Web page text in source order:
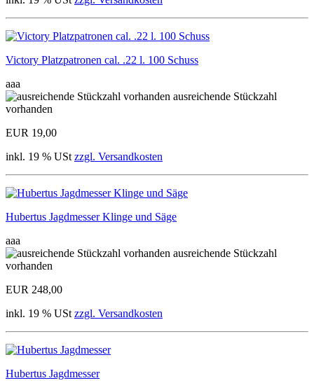
Victory Platzpatronen cal. .22 l. 100 Schuss
aaa
ausreichende Stückzahl
vorhanden
EUR 19,00
inkl. 19 % USt zzgl. Versandkosten
Hubertus Jagdmesser Klinge und Säge
aaa
ausreichende Stückzahl
vorhanden
EUR 248,00
inkl. 19 % USt zzgl. Versandkosten
Hubertus Jagdmesser